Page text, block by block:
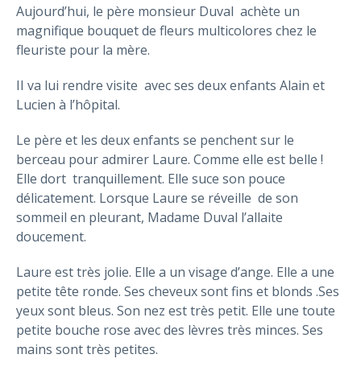
Aujourd’hui, le père monsieur Duval achète un
magnifique bouquet de fleurs multicolores chez le
fleuriste pour la mère.
II va lui rendre visite avec ses deux enfants Alain et
Lucien à l’hôpital.
Le père et les deux enfants se penchent sur le
berceau pour admirer Laure. Comme elle est belle !
Elle dort tranquillement. Elle suce son pouce
délicatement. Lorsque Laure se réveille de son
sommeil en pleurant, Madame Duval l’allaite
doucement.
Laure est très jolie. Elle a un visage d’ange. Elle a une
petite tête ronde. Ses cheveux sont fins et blonds .Ses
yeux sont bleus. Son nez est très petit. Elle une toute
petite bouche rose avec des lèvres très minces. Ses
mains sont très petites.